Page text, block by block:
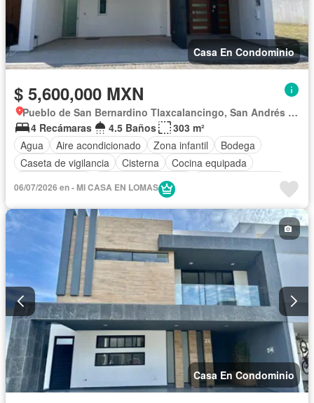
Casa En Condominio
$ 5,600,000 MXN
Pueblo de San Bernardino Tlaxcalancingo, San Andrés Cholula
4 Recámaras
4.5 Baños
303 m²
Agua
Aire acondicionado Zona infantil
Bodega
Caseta de vigilancia
Cisterna
Cocina equipada
Cuarto de Limpieza
Gas natural
Jardín
Recámara con closet Azotea
Sala polivalente
Seguridad
Televisión por cable
Terraza
Vista panorámica
Wifi Zonas verdes Sin amueblar
06/07/2026 en - MI CASA EN LOMAS
Casa En Condominio